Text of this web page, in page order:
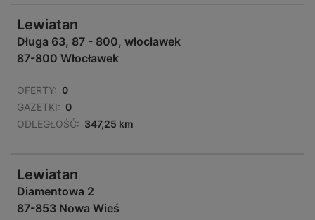
Lewiatan
Długa 63, 87 - 800, włocławek
87-800 Włocławek
OFERTY: 0
GAZETKI: 0
ODLEGŁOŚĆ: 347,25 km
Lewiatan
Diamentowa 2
87-853 Nowa Wieś